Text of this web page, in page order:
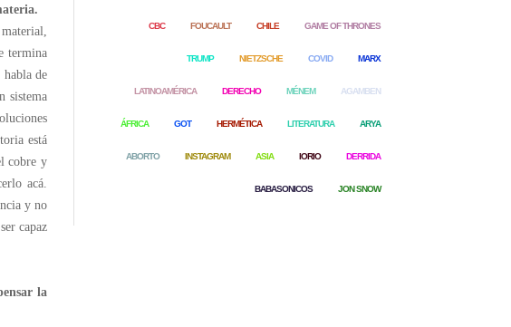
termina
de
sistema
está
cobre y
acá.
y no
capaz
la
CBC FOUCAULT CHILE GAME OF THRONES
TRUMP NIETZSCHE COVID MARX
LATINOAMÉRICA DERECHO MÉNEM AGAMBEN
ÁFRICA GOT HERMÉTICA LITERATURA ARYA
ABORTO INSTAGRAM ASIA IORIO DERRIDA
BABASONICOS JON SNOW